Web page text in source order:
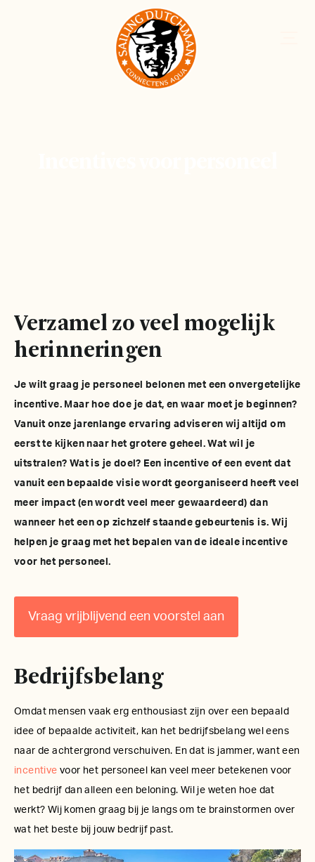
Verzamel zo veel mogelijk
herinneringen
Je wilt graag je personeel belonen met een onvergetelijke
incentive. Maar hoe doe je dat, en waar moet je beginnen?
Vanuit onze jarenlange ervaring adviseren wij altijd om
eerst te kijken naar het grotere geheel. Wat wil je
uitstralen? Wat is je doel? Een incentive of een event dat
vanuit een bepaalde visie wordt georganiseerd heeft veel
meer impact (en wordt veel meer gewaardeerd) dan
wanneer het een op zichzelf staande gebeurtenis is. Wij
helpen je graag met het bepalen van de ideale incentive
voor het personeel.
Vraag vrijblijvend een voorstel aan
Bedrijfsbelang
Omdat mensen vaak erg enthousiast zijn over een bepaald
idee of bepaalde activiteit, kan het bedrijfsbelang wel eens
naar de achtergrond verschuiven. En dat is jammer, want een
incentive voor het personeel kan veel meer betekenen voor
het bedrijf dan alleen een beloning. Wil je weten hoe dat
werkt? Wij komen graag bij je langs om te brainstormen over
wat het beste bij jouw bedrijf past.